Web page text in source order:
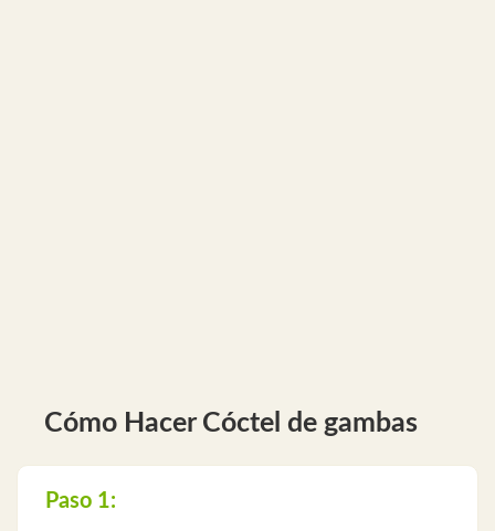
Cómo Hacer Cóctel de gambas
Paso 1: